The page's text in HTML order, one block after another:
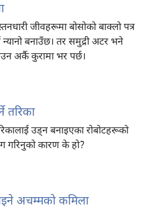
जीवहरूमा बोसोको बाक्लो पत्र
बनाउँछ। तर समुद्री अटर भने
अर्कै कुरामा भर पर्छ।
तरिका
उड्‌न बनाइएका रोबोटहरूको
गरिनुको कारण के हो?
अचम्मको कमिला